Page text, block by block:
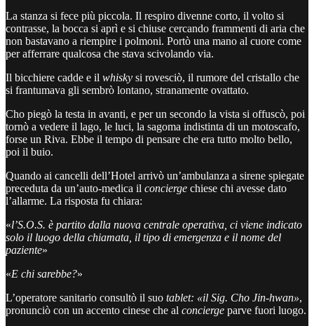
La stanza si fece più piccola. Il respiro divenne corto, il volto si
contrasse, la bocca si aprì e si chiuse cercando frammenti di aria che
non bastavano a riempire i polmoni. Portò una mano al cuore come
per afferrare qualcosa che stava scivolando via.
Il bicchiere cadde e il whisky si rovesciò, il rumore del cristallo che
si frantumava gli sembrò lontano, stranamente ovattato.
Cho piegò la testa in avanti, e per un secondo la vista si offuscò, poi
tornò a vedere il lago, le luci, la sagoma indistinta di un motoscafo,
forse un Riva. Ebbe il tempo di pensare che era tutto molto bello,
poi il buio.
Quando ai cancelli dell’Hotel arrivò un’ambulanza a sirene spiegate
preceduta da un’auto-medica il concierge chiese chi avesse dato
l’allarme. La risposta fu chiara:
«l’S.O.S. è partito dalla nuova centrale operativa, ci viene indicato
solo il luogo della chiamata, il tipo di emergenza e il nome del
paziente»
«E chi sarebbe?»
L’operatore sanitario consultò il suo tablet: «il Sig. Cho Jin-hwan»,
pronunciò con un accento cinese che al concierge parve fuori luogo.